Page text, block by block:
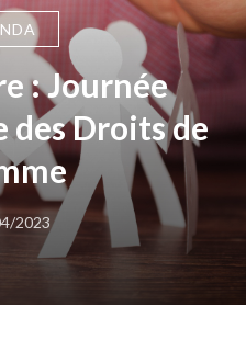
: Journée
Droits de
2023